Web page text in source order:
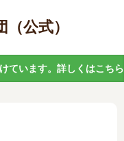
公式）
ています。詳しくはこちら